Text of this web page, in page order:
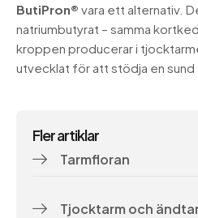
ButiPron® vara ett alternativ.
natriumbutyrat – samma
kroppen producerar i
utvecklat för att stödja en sund
Fler artiklar
Tarmfloran
Tjocktarm och